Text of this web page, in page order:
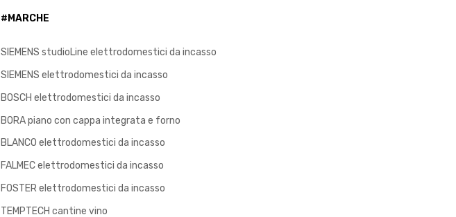
#MARCHE
SIEMENS studioLine elettrodomestici da incasso
SIEMENS elettrodomestici da incasso
BOSCH elettrodomestici da incasso
BORA piano con cappa integrata e forno
BLANCO elettrodomestici da incasso
FALMEC elettrodomestici da incasso
FOSTER elettrodomestici da incasso
TEMPTECH cantine vino